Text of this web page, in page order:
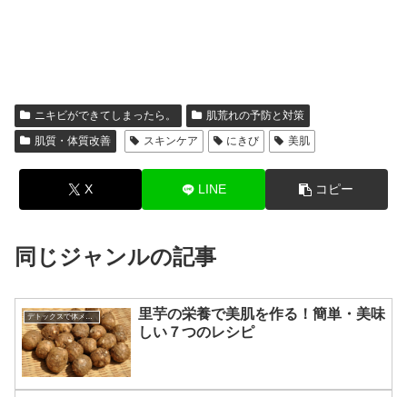
ニキビができてしまったら。
肌荒れの予防と対策
肌質・体質改善
スキンケア にきび 美肌
X LINE コピー
同じジャンルの記事
デトックスで体メンテナンス
里芋の栄養で美肌を作る！簡単・美味
しい７つのレシピ